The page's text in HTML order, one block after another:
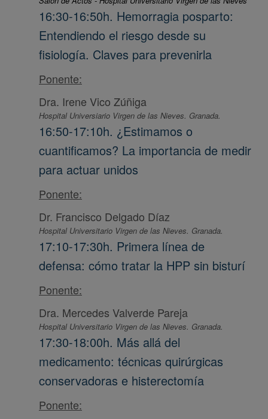
16:30-16:50h. Hemorragia posparto:
Entendiendo el riesgo desde su
fisiología. Claves para prevenirla
Ponente:
Dra. Irene Vico Zúñiga
Hospital Universiario Virgen de las Nieves. Granada.
16:50-17:10h. ¿Estimamos o
cuantificamos? La importancia de medir
para actuar unidos
Ponente:
Dr. Francisco Delgado Díaz
Hospital Universitario Virgen de las Nieves. Granada.
17:10-17:30h. Primera línea de
defensa: cómo tratar la HPP sin bisturí
Ponente:
Dra. Mercedes Valverde Pareja
Hospital Universitario Virgen de las Nieves. Granada.
17:30-18:00h. Más allá del
medicamento: técnicas quirúrgicas
conservadoras e histerectomía
Ponente: